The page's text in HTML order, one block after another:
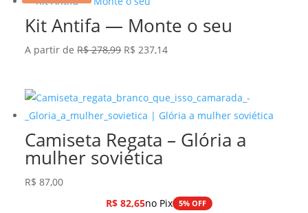
Kit Antifa — Monte o seu
A partir deR$278,99 O
era:
R$ 278,99.
R$ 237,14O
é:
R$ 237,14.
Camiseta Regata – Glória a
mulher soviética
R$ 87,00
R$82,65no Pix 5% OFF